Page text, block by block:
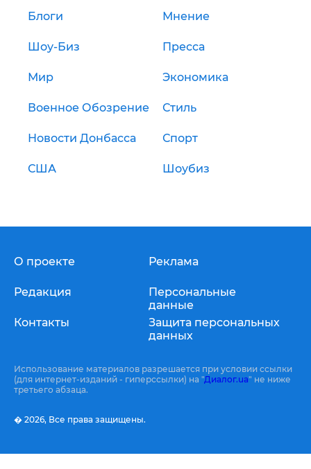
Блоги Мнение
Шоу-Биз Пресса
Мир Экономика
Военное Обозрение Стиль
Новости Донбасса Спорт
США Шоубиз
О проекте
Редакция
Контакты
Реклама
Персональные
данные
Защита персональных
данных
Использование материалов разрешается при условии ссылки
(для интернет-изданий - гиперссылки) на "Диалог.ua" не ниже
третьего абзаца.
� 2026, Все права защищены.